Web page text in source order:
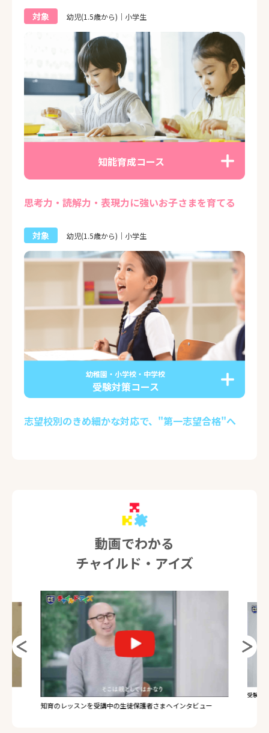
対象 幼児(1.5歳から)｜小学生
知能育成コース
思考力・読解力・表現力に強いお子さまを育てる
対象 幼児(1.5歳から)｜小学生
幼稚園・小学校・中学校
受験対策コース
志望校別のきめ細かな対応で、"第一志望合格"へ
動画でわかる
チャイルド・アイズ
知育のレッスンを受講中の生徒保護者さまへインタビュー
受験の